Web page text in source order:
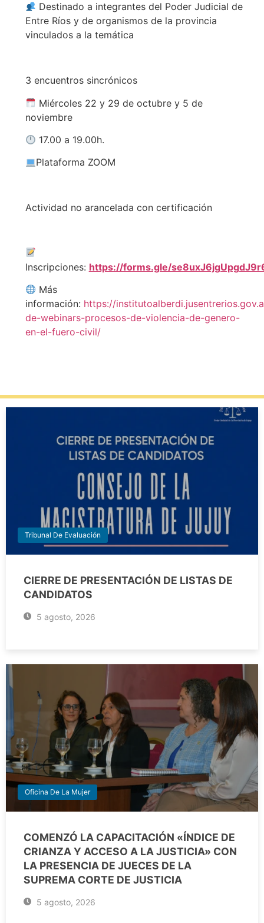
Destinado a integrantes del Poder Judicial de
Entre Ríos y de organismos de la provincia
vinculados a la temática
3 encuentros sincrónicos
Miércoles 22 y 29 de octubre y 5 de
noviembre
17.00 a 19.00h.
Plataforma ZOOM
Actividad no arancelada con certificación
Inscripciones: https://forms.gle/
Más
información: https://
de-webinars-procesos-de-violencia-de-genero-
en-el-fuero-civil/
Tribunal De Evaluación
CIERRE DE PRESENTACIÓN DE LISTAS DE
CANDIDATOS
5 agosto, 2026
Oficina De La Mujer
COMENZÓ LA CAPACITACIÓN «ÍNDICE DE
CRIANZA Y ACCESO A LA JUSTICIA» CON
LA PRESENCIA DE JUECES DE LA
SUPREMA CORTE DE JUSTICIA
5 agosto, 2026